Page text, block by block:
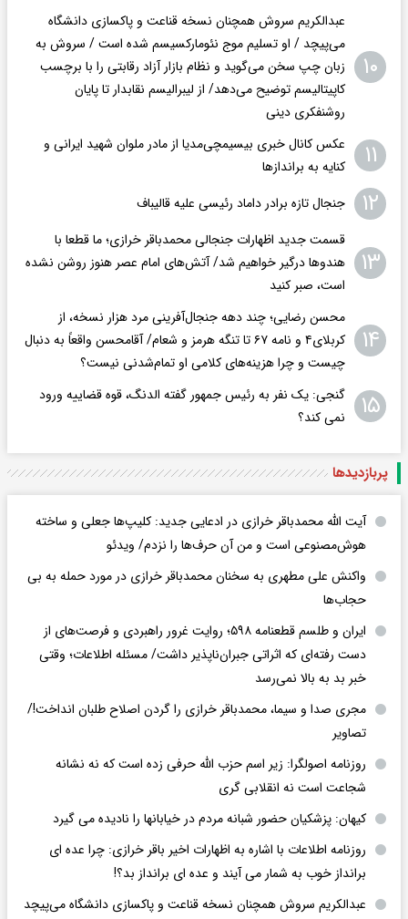
۱۰
عبدالکریم سروش همچنان نسخه قناعت و پاکسازی دانشگاه
می‌پیچد / او تسلیم موج نئومارکسیسم شده است / سروش به
زبان چپ سخن می‌گوید و نظام بازار آزاد رقابتی را با برچسب
کاپیتالیسم توضیح می‌دهد/ از لیبرالیسم نقابدار تا پایان
روشنفکری دینی
۱۱
عکس کانال خبری بیسیمچی‌مدیا از مادر ملوان شهید ایرانی و
کنایه به براندازها
۱۲ جنجال تازه برادر داماد رئیسی علیه قالیباف
۱۳
قسمت جدید اظهارات جنجالی محمدباقر خرازی؛ ما قطعا با
هندوها درگیر خواهیم شد/ آتش‌های امام عصر هنوز روشن نشده
است، صبر کنید
۱۴
محسن رضایی؛ چند دهه جنجال‌آفرینی مرد هزار نسخه، از
کربلای۴ و نامه ۶۷ تا تنگه هرمز و شعام/ آقا‌محسن واقعاً به دنبال
چیست و چرا هزینه‌های کلامی او تمام‌شدنی نیست؟
۱۵
گنجی: یک نفر به رئیس جمهور گفته الدنگ، قوه قضاییه ورود
نمی کند؟
پربازدید‌ها
آیت الله محمدباقر خرازی در ادعایی جدید: کلیپ‌ها جعلی و ساخته
هوش‌مصنوعی است و من آن حرف‌ها را نزدم/ ویدئو
واکنش علی مطهری به سخنان محمدباقر خرازی در مورد حمله به بی
حجاب‌ها
ایران و طلسم قطعنامه ۵۹۸؛ روایت غرور راهبردی و فرصت‌های از
دست رفته‌ای که اثراتی جبران‌ناپذیر داشت/ مسئله اطلاعات؛ وقتی
خبر بد به بالا نمی‌رسد
مجری صدا و سیما، محمدباقر خرازی را گردن اصلاح طلبان انداخت!/
تصاویر
روزنامه اصولگرا: زیر اسم حزب الله حرفی زده است که نه نشانه
شجاعت است نه انقلابی گری
کیهان: پزشکیان حضور شبانه مردم در خیابانها را نادیده می گیرد
روزنامه اطلاعات با اشاره به اظهارات اخیر باقر خرازی: چرا عده ای
برانداز خوب به شمار می آیند و عده ای برانداز بد؟!
عبدالکریم سروش همچنان نسخه قناعت و پاکسازی دانشگاه می‌پیچد